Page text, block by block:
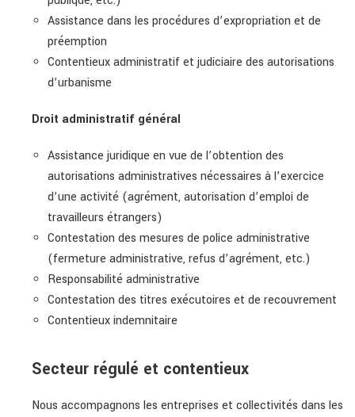
Assistance dans les procédures d’expropriation et de
préemption
Contentieux administratif et judiciaire des autorisations
d’urbanisme
Droit administratif général
Assistance juridique en vue de l’obtention des
autorisations administratives nécessaires à l’exercice
d’une activité (agrément, autorisation d’emploi de
travailleurs étrangers)
Contestation des mesures de police administrative
(fermeture administrative, refus d’agrément, etc.)
Responsabilité administrative
Contestation des titres exécutoires et de recouvrement
Contentieux indemnitaire
Secteur régulé et contentieux
Nous accompagnons les entreprises et collectivités dans les